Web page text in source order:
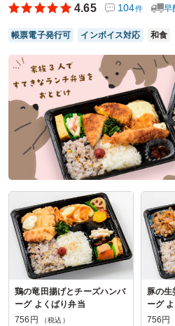
注文できるので、その倍くらいの
参加者の年齢：
50代～60代 男女比：
神奈川県相模原市南区大野台2026/02/
和い寿の口コミをもっと見る
4.65
104件 早
帳票電子発行可 インボイス対応 和食
鶏の竜田揚げとチーズハンバ
ーグ よくばり弁当
756円
（税込）
豚の生
ーグ
756円